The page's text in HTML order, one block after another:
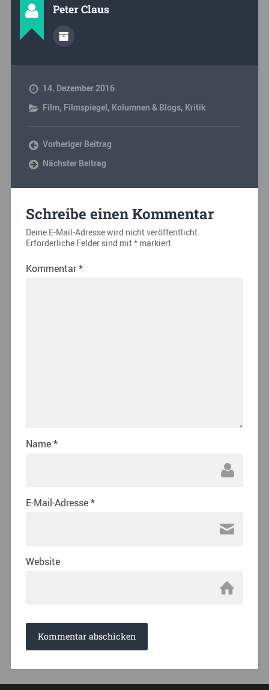
Peter Claus
14. Dezember 2016
Film, Filmspiegel, Kolumnen & Blogs, Kritik
Vorheriger Beitrag
Nächster Beitrag
Schreibe einen Kommentar
Deine E-Mail-Adresse wird nicht veröffentlicht.
Erforderliche Felder sind mit*markiert
Kommentar*
Name*
E-Mail-Adresse*
Website